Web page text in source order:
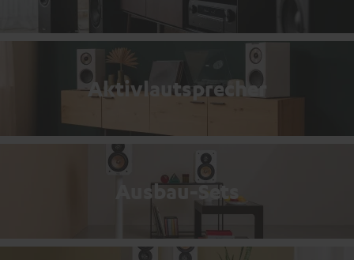
Aktivlautsprecher
Ausbau-Sets